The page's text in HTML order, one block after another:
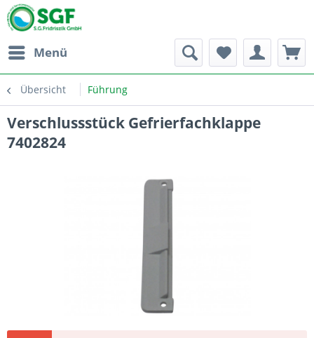
Menü
Übersicht Führung
Verschlussstück Gefrierfachklappe
7402824